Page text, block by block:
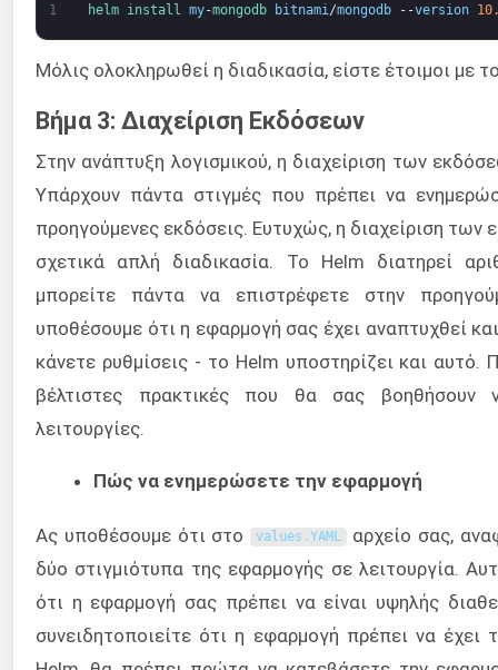
1 helm install my-mongodb bitnami /mongodb --version
Μόλις ολοκληρωθεί η διαδικασία, είστε έτοιμοι με
Βήμα 3: Διαχείριση Εκδόσεων
Στην ανάπτυξη λογισμικού, η διαχείριση των
Υπάρχουν πάντα στιγμές που πρέπει να
προηγούμενες εκδόσεις. Ευτυχώς, η διαχείριση των
σχετικά απλή διαδικασία. Το Helm διατηρεί
μπορείτε πάντα να επιστρέφετε στην
υποθέσουμε ότι η εφαρμογή σας έχει αναπτυχθεί
κάνετε ρυθμίσεις - το Helm υποστηρίζει και
βέλτιστες πρακτικές που θα σας βοηθήσουν
λειτουργίες.
Πώς να ενημερώσετε την εφαρμογή
Ας υποθέσουμε ότι στο values .YAML αρχείο σας,
δύο στιγμιότυπα της εφαρμογής σε λειτουργία.
ότι η εφαρμογή σας πρέπει να είναι υψηλής
συνειδητοποιείτε ότι η εφαρμογή πρέπει να έχει